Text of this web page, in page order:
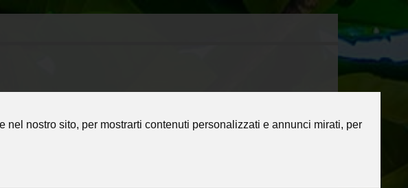
nostro sito, per mostrarti contenuti personalizzati e annunci mirati, per